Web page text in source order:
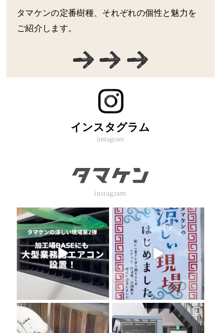
タマケンの定番樹種、それぞれの個性と魅力を
ご紹介します。
インスタグラム
instagram
instagram